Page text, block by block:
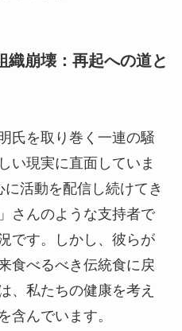
織崩壊：再起への道と
氏を取り巻く一連の騒
い現実に直面していま
活動を配信し続けてき
さんのような支持者で
です。しかし、彼らが
食べるべき伝統食に戻
、私たちの健康を考え
含んでいます。